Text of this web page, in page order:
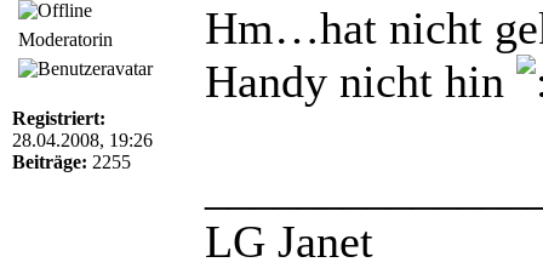
Moderatorin
Registriert:
28.04.2008, 19:26
Beiträge: 2255
Hm…hat nicht
Handy nicht hin
LG Janet